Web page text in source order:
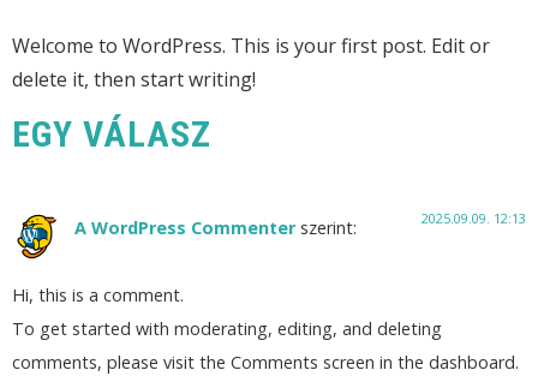
Welcome to WordPress. This is your first post. Edit or
delete it, then start writing!
EGY VÁLASZ
A WordPress Commenter szerint: 2025.09.09. 12:13
Hi, this is a comment.
To get started with moderating, editing, and deleting
comments, please visit the Comments screen in the dashboard.